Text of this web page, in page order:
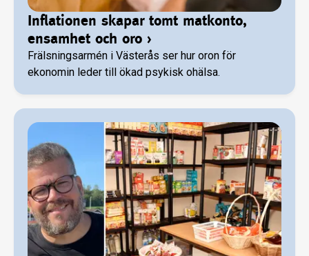
Inflationen skapar tomt matkonto,
ensamhet och oro ›
Frälsningsarmén i Västerås ser hur oron för
ekonomin leder till ökad psykisk ohälsa.